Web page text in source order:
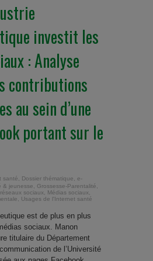
investit les
: Analyse
contributions
au sein d’une
portant sur le
santé Dossier thématique
e-
& jeunesse Grossesse-Parentalité
sociaux Médias sociaux
Usages de l'Internet santé
est de plus en plus
sociaux. Manon
titulaire du Département
de l’Université